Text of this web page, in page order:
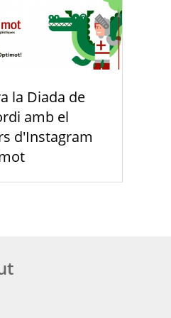
la Diada de
amb el
d'Instagram